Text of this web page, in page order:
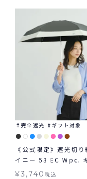
完全遮光 ギフト対象
《公式限定》遮光切り
イニー 53 EC Wpc.
対象 日傘 折りたたみ
¥3,740税込